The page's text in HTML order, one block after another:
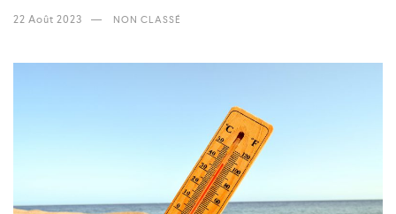
22 Août 2023 NON CLASSÉ